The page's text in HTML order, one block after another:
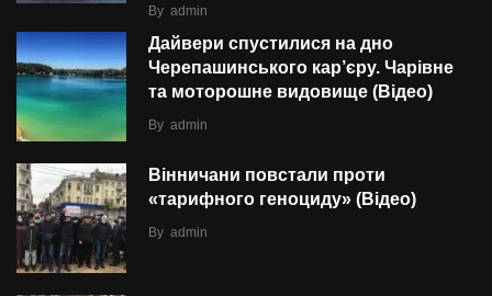
By admin
Дайвери спустилися на дно
Черепашинського кар’єру. Чарівне
та моторошне видовище (Відео)
By admin
Вінничани повстали проти
«тарифного геноциду» (Відео)
By admin